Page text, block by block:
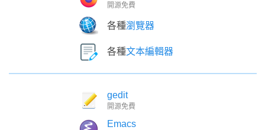
開源免費
各種瀏覽器
各種文本編輯器
gedit
開源免費
Emacs